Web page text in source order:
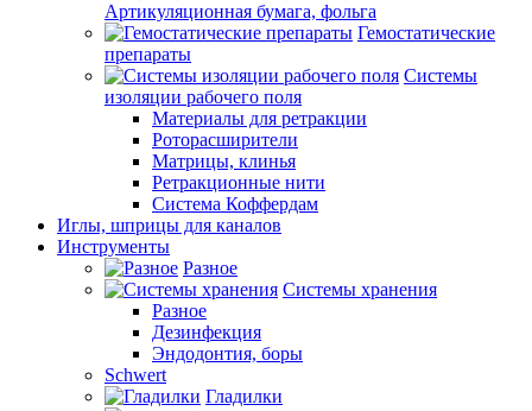
Артикуляционная бумага, фольга
Гемостатические
препараты
Системы
изоляции рабочего поля
Материалы для ретракции
Роторасширители
Матрицы, клинья
Ретракционные нити
Система Коффердам
Иглы, шприцы для каналов
Инструменты
Разное
Системы хранения
Разное
Дезинфекция
Эндодонтия, боры
Schwert
Гладилки